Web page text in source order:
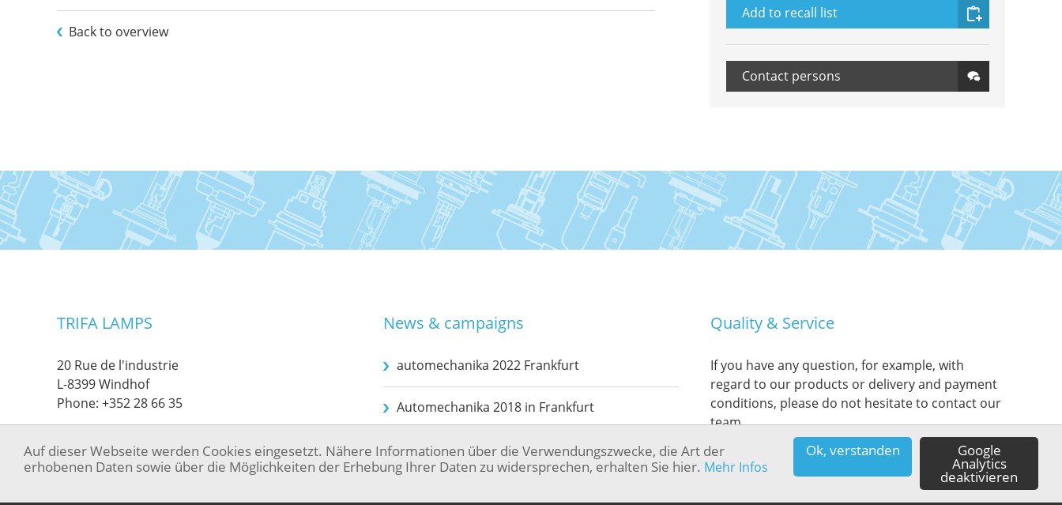
Google
Analytics
deaktivieren
Ok, verstanden
Auf dieser Webseite werden Cookies eingesetzt. Nähere Informationen über die Verwendungszwecke, die Art der
erhobenen Daten sowie über die Möglichkeiten der Erhebung Ihrer Daten zu widersprechen, erhalten Sie hier. Mehr Infos
Add to recall list
Contact persons
Back to overview
TRIFA LAMPS
20 Rue de l'industrie
L-8399 Windhof
Phone: +352 28 66 35
News & campaigns
automechanika 2022 Frankfurt
Automechanika 2018 in Frankfurt
Quality & Service
If you have any question, for example, with
regard to our products or delivery and payment
conditions, please do not hesitate to contact our
team.